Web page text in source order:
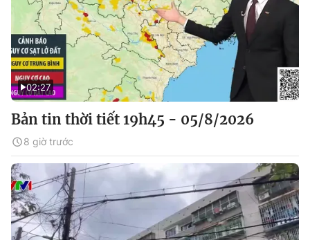
02:27
Bản tin thời tiết 19h45 - 05/8/2026
8 giờ trước